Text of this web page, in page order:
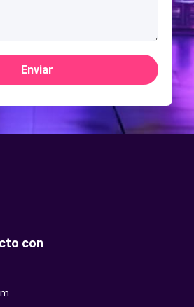
Enviar
con